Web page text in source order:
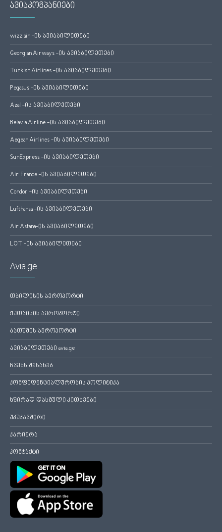
ავიაკომპანიები
wizz air -ის ავიაბილეთები
Georgian Airways -ის ავიაბილეთები
Turkish Airlines -ის ავიაბილეთები
Pegasus -ის ავიაბილეთები
Azal -ის ავიაბილეთები
Belavia Airline -ის ავიაბილეთები
Aegean Airlines -ის ავიაბილეთები
SunExpress -ის ავიაბილეთები
Air France -ის ავიაბილეთები
Condor -ის ავიაბილეთები
Lufthansa -ის ავიაბილეთები
Air Astana-ის ავიაბილეთები
LOT -ის ავიაბილეთები
Avia.ge
თბილისის აეროპორტი
ქუთაისის აეროპორტი
ბათუმის აეროპორტი
ავიაბილეთები avia.ge
ჩვენს შესახებ
კონფიდენციალურობის პოლიტიკა
ხშირად დასმული კითხვები
უკუკავშირი
კარიერა
კონტაქტი